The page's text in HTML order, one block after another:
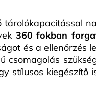
tárolókapacitással
360 fokban
és a ellenőrzés
stílusos